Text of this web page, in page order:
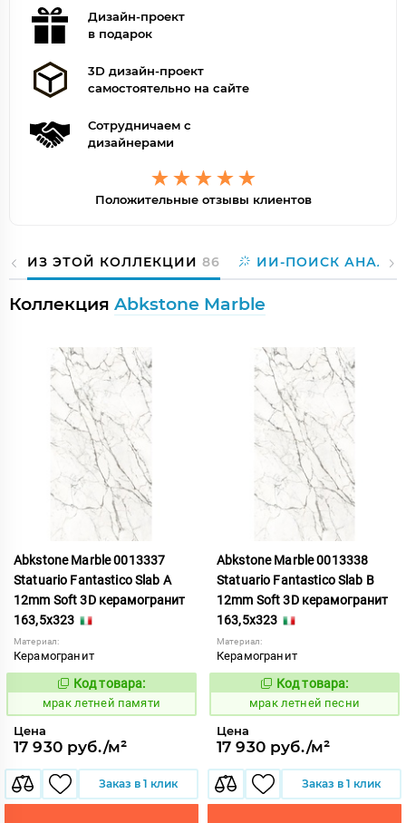
Дизайн-проект
в подарок
3D дизайн-проект
самостоятельно на сайте
Сотрудничаем с
дизайнерами
Положительные отзывы клиентов
ИЗ ЭТОЙ КОЛЛЕКЦИИ 86 ИИ-ПОИСК
Коллекция Abkstone Marble
Abkstone Marble 0013337
Statuario Fantastico Slab A
12mm Soft 3D керамогранит
163,5x323
Материал:
Керамогранит
1052818
Код товара:
мрак летней памяти
Цена
17 930 руб./м²
Заказ в 1 клик
Abkstone Marble 0013338
Statuario Fantastico Slab B
12mm Soft 3D керамогранит
163,5x323
Материал:
Керамогранит
1052819
Код товара:
мрак летней песни
Цена
17 930 руб./м²
Заказ в 1 клик